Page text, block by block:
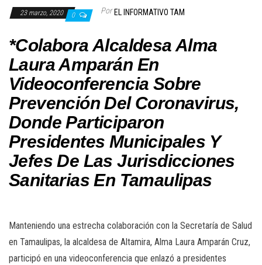
23 marzo, 2020 0 Por EL INFORMATIVO TAM
*Colabora Alcaldesa Alma
Laura Amparán En
Videoconferencia Sobre
Prevención Del Coronavirus,
Donde Participaron
Presidentes Municipales Y
Jefes De Las Jurisdicciones
Sanitarias En Tamaulipas
Manteniendo una estrecha colaboración con la Secretaría de Salud
en Tamaulipas, la alcaldesa de Altamira, Alma Laura Amparán Cruz,
participó en una videoconferencia que enlazó a presidentes